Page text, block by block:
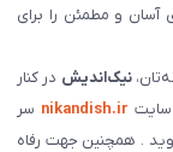
آسان و مطمئن را برای
نیک‌اندیش در کنار
سایت nikandish.ir سر
. همچنین جهت رفاه